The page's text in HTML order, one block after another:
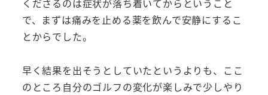
くださるのは症状が落ち着いてからということ
で、まずは痛みを止める薬を飲んで安静にするこ
とからでした。
早く結果を出そうとしていたというよりも、ここ
のところ自分のゴルフの変化が楽しみで少しやり